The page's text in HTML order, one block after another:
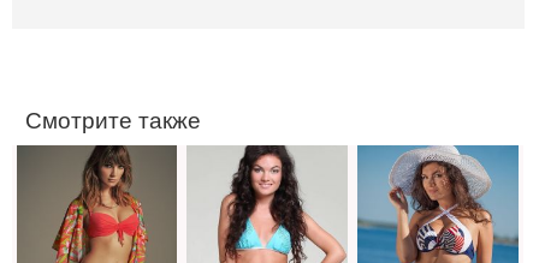
Смотрите также